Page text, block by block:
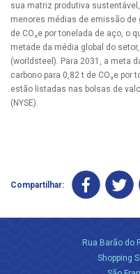
sua matriz produtiva
menores médias de emissão de
de CO₂e por tonelada de aço, o
metade da média global do
(worldsteel). Para 2031, a meta
carbono para 0,82 t de CO₂e por
estão listadas nas bolsas de
(NYSE).
Compartilhar:
Rua Barão do
Shopping